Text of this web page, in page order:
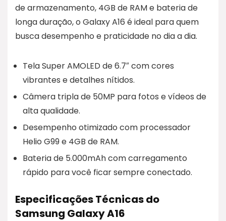
de armazenamento, 4GB de RAM e bateria de
longa duração, o Galaxy A16 é ideal para quem
busca desempenho e praticidade no dia a dia.
Tela Super AMOLED de 6.7″ com cores
vibrantes e detalhes nítidos.
Câmera tripla de 50MP para fotos e vídeos de
alta qualidade.
Desempenho otimizado com processador
Helio G99 e 4GB de RAM.
Bateria de 5.000mAh com carregamento
rápido para você ficar sempre conectado.
Especificações Técnicas do
Samsung Galaxy A16